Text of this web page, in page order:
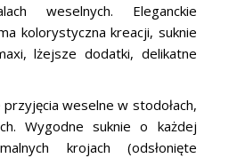
weselnych. Eleganckie
kolorystyczna kreacji, suknie
lżejsze dodatki, delikatne
przyjęcia weselne w stodołach,
Wygodne suknie o każdej
krojach (odsłonięte